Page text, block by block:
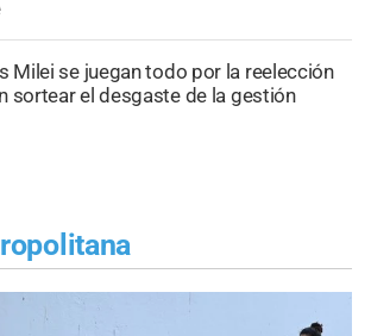
Milei se juegan todo por la reelección
sortear el desgaste de la gestión